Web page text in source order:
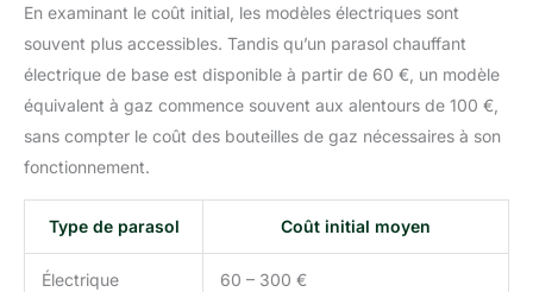
En examinant le coût initial, les modèles électriques sont
souvent plus accessibles. Tandis qu’un parasol chauffant
électrique de base est disponible à partir de 60 €, un modèle
équivalent à gaz commence souvent aux alentours de 100 €,
sans compter le coût des bouteilles de gaz nécessaires à son
fonctionnement.
Type de parasol Coût initial moyen
Électrique 60 – 300 €